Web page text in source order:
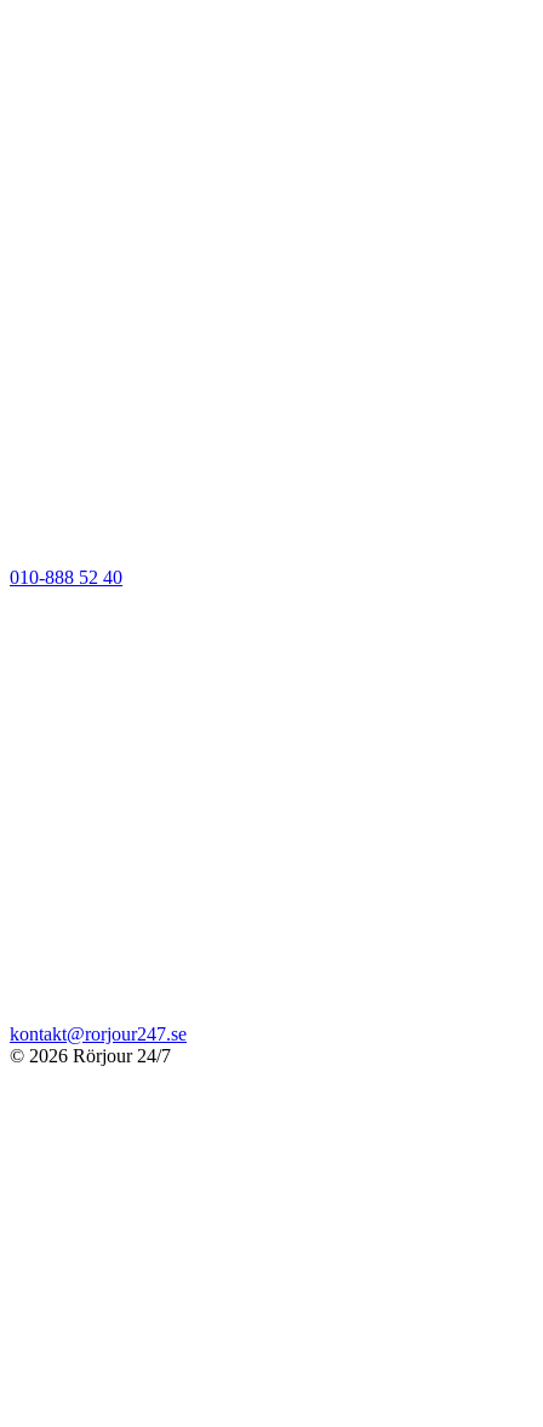
010-888 52 40
kontakt@rorjour247.se
© 2026 Rörjour 24/7